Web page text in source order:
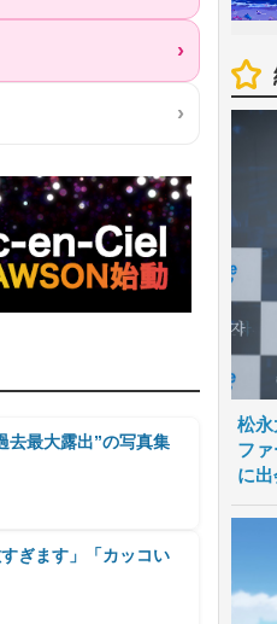
去最大露出”の写真集
ぎます」「カッコい
松
フ
に